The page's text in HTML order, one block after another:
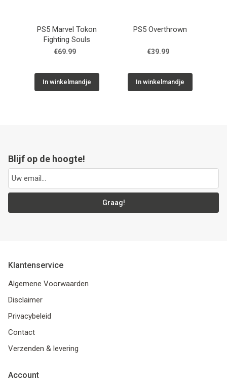
PS5 Marvel Tokon
Fighting Souls
€69.99
In winkelmandje
PS5 Overthrown
€39.99
In winkelmandje
Blijf op de hoogte!
Graag!
Klantenservice
Algemene Voorwaarden
Disclaimer
Privacybeleid
Contact
Verzenden & levering
Account